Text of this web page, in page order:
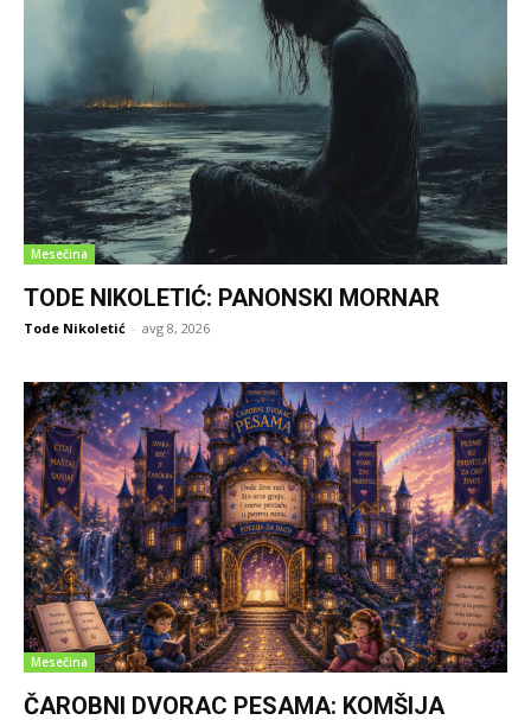
Mesečina
TODE NIKOLETIĆ: PANONSKI MORNAR
Tode Nikoletić - avg 8, 2026
Mesečina
ČAROBNI DVORAC PESAMA: KOMŠIJA